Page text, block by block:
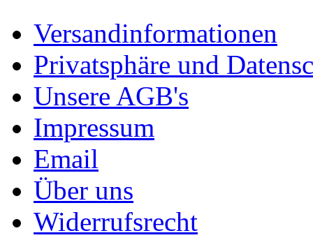
Versandinformationen
Privatsphäre und
Unsere AGB's
Impressum
Email
Über uns
Widerrufsrecht